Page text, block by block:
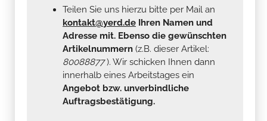
Teilen Sie uns hierzu bitte per Mail an
kontakt@yerd.de Ihren Namen und
Adresse mit. Ebenso die gewünschten
Artikelnummern (z.B. dieser Artikel:
80088877). Wir schicken Ihnen dann
innerhalb eines Arbeitstages ein
Angebot bzw. unverbindliche
Auftragsbestätigung.